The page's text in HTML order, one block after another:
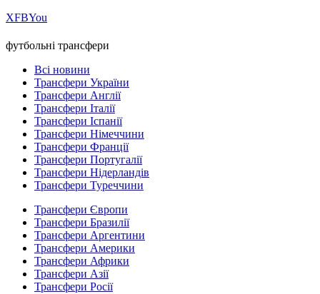
ХFBYou
футбольні трансфери
Всі новини
Трансфери України
Трансфери Англії
Трансфери Італії
Трансфери Іспанії
Трансфери Німеччини
Трансфери Франції
Трансфери Португалії
Трансфери Нідерландів
Трансфери Туреччини
Трансфери Європи
Трансфери Бразилії
Трансфери Аргентини
Трансфери Америки
Трансфери Африки
Трансфери Азії
Трансфери Росії